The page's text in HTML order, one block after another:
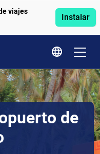
viajes
Instalar
de